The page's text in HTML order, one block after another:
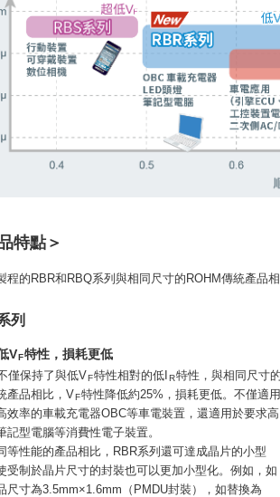
特點＞
程的RBR和RBQ系列與相同尺寸的ROHM傳統產品
列
VF特性，損耗更低
僅保持了與低VF特性相對的低I R特性，與相同尺寸的
產品相比，VF特性降低約25%，損耗更低。不僅適用
效率的車載充電器OBC等車電裝置，還適用於要求高
記型電腦等消費性電子裝置。
等性能的產品相比，RBR系列還可達成晶片的小型
受制於晶片尺寸的封裝也可以更加小型化。例如，如
尺寸為3.5mm×1.6mm（PMDU封裝），如替換為